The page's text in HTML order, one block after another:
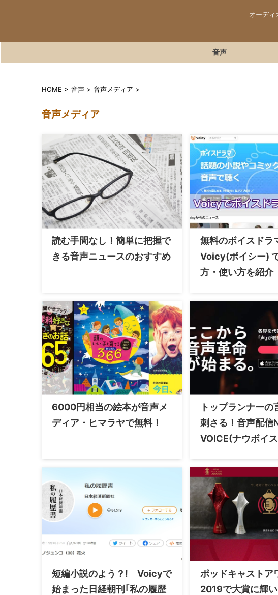
オーディ
音声
HOME > 音声 > 音声メディア >
音声メディア
読む手間なし！簡単に把握で
きる音声ニュースのおすすめ
無料のボイスドラ
Voicy(ボイシー)
方・使い方を紹介
6000円相当の絵本が音声メ
ディア・ヒマラヤで無料！
トップランナーの
刺さる！音声配信
VOICE(ナウボイ
短編小説のよう？! Voicyで
始まった日経朝刊｢私の履歴
ポッドキャストア
2019で大賞に輝